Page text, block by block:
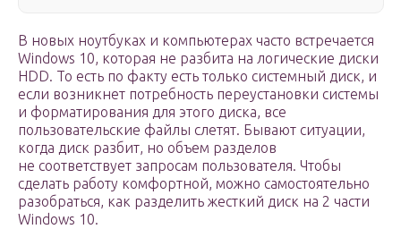
В новых ноутбуках и компьютерах часто встречается
Windows 10, которая не разбита на логические диски
HDD. То есть по факту есть только системный диск, и
если возникнет потребность переустановки системы
и форматирования для этого диска, все
пользовательские файлы слетят. Бывают ситуации,
когда диск разбит, но объем разделов
не соответствует запросам пользователя. Чтобы
сделать работу комфортной, можно самостоятельно
разобраться, как разделить жесткий диск на 2 части
Windows 10.